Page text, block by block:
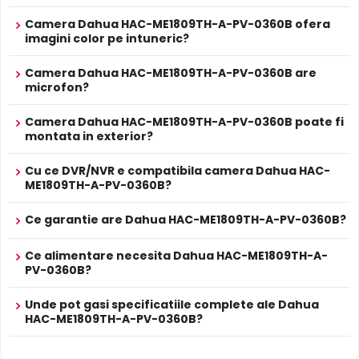
functiaInfrarosu Inteligent(Smart IR), ce regleaza
automat intensitatea iluminatorului in infrarosu in functie
a imaginii la distante mici.
POC
PROSPECT PRODUCATOR
tehnic
au caracter informativ.
Camera Dahua HAC-ME1809TH-A-PV-0360B ofera
imagini color pe intuneric?
Camera Dahua HAC-ME1809TH-A-PV-0360B are
microfon?
Camera Dahua HAC-ME1809TH-A-PV-0360B poate fi
montata in exterior?
Cu ce DVR/NVR e compatibila camera Dahua HAC-
ME1809TH-A-PV-0360B?
Ce garantie are Dahua HAC-ME1809TH-A-PV-0360B?
Ce alimentare necesita Dahua HAC-ME1809TH-A-
PV-0360B?
Unde pot gasi specificatiile complete ale Dahua
HAC-ME1809TH-A-PV-0360B?